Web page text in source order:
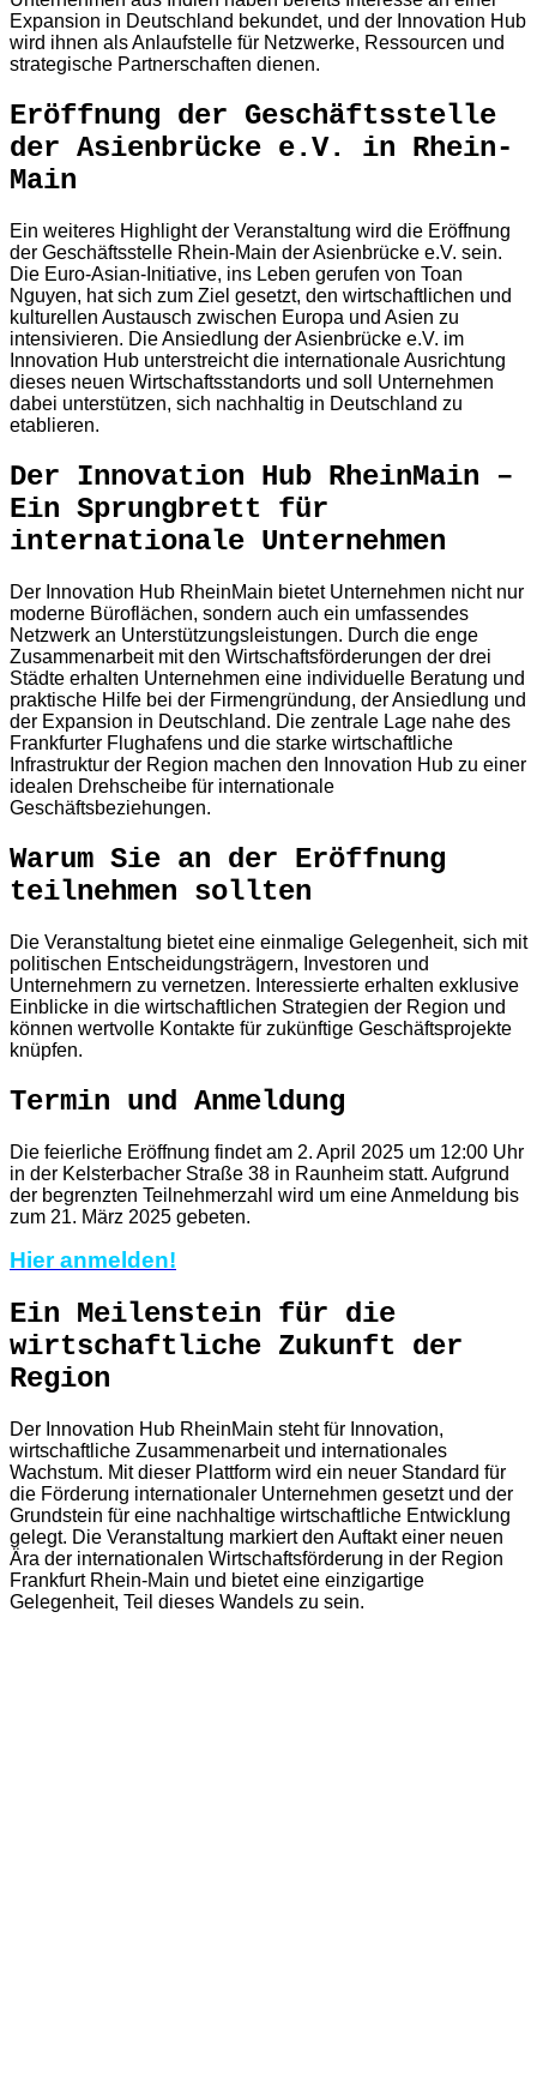
Expansion in Deutschland bekundet, und der Innovation Hub
wird ihnen als Anlaufstelle für Netzwerke, Ressourcen und
strategische Partnerschaften dienen.
Eröffnung der Geschäftsstelle
der Asienbrücke e.V. in Rhein-
Main
Ein weiteres Highlight der Veranstaltung wird die Eröffnung
der Geschäftsstelle Rhein-Main der Asienbrücke e.V. sein.
Die Euro-Asian-Initiative, ins Leben gerufen von Toan
Nguyen, hat sich zum Ziel gesetzt, den wirtschaftlichen und
kulturellen Austausch zwischen Europa und Asien zu
intensivieren. Die Ansiedlung der Asienbrücke e.V. im
Innovation Hub unterstreicht die internationale Ausrichtung
dieses neuen Wirtschaftsstandorts und soll Unternehmen
dabei unterstützen, sich nachhaltig in Deutschland zu
etablieren.
Der Innovation Hub RheinMain –
Ein Sprungbrett für
internationale Unternehmen
Der Innovation Hub RheinMain bietet Unternehmen nicht nur
moderne Büroflächen, sondern auch ein umfassendes
Netzwerk an Unterstützungsleistungen. Durch die enge
Zusammenarbeit mit den Wirtschaftsförderungen der drei
Städte erhalten Unternehmen eine individuelle Beratung und
praktische Hilfe bei der Firmengründung, der Ansiedlung und
der Expansion in Deutschland. Die zentrale Lage nahe des
Frankfurter Flughafens und die starke wirtschaftliche
Infrastruktur der Region machen den Innovation Hub zu einer
idealen Drehscheibe für internationale
Geschäftsbeziehungen.
Warum Sie an der Eröffnung
teilnehmen sollten
Die Veranstaltung bietet eine einmalige Gelegenheit, sich mit
politischen Entscheidungsträgern, Investoren und
Unternehmern zu vernetzen. Interessierte erhalten exklusive
Einblicke in die wirtschaftlichen Strategien der Region und
können wertvolle Kontakte für zukünftige Geschäftsprojekte
knüpfen.
Termin und Anmeldung
Die feierliche Eröffnung findet am 2. April 2025 um 12:00 Uhr
in der Kelsterbacher Straße 38 in Raunheim statt. Aufgrund
der begrenzten Teilnehmerzahl wird um eine Anmeldung bis
zum 21. März 2025 gebeten.
Hier anmelden!
Ein Meilenstein für die
wirtschaftliche Zukunft der
Region
Der Innovation Hub RheinMain steht für Innovation,
wirtschaftliche Zusammenarbeit und internationales
Wachstum. Mit dieser Plattform wird ein neuer Standard für
die Förderung internationaler Unternehmen gesetzt und der
Grundstein für eine nachhaltige wirtschaftliche Entwicklung
gelegt. Die Veranstaltung markiert den Auftakt einer neuen
Ära der internationalen Wirtschaftsförderung in der Region
Frankfurt Rhein-Main und bietet eine einzigartige
Gelegenheit, Teil dieses Wandels zu sein.